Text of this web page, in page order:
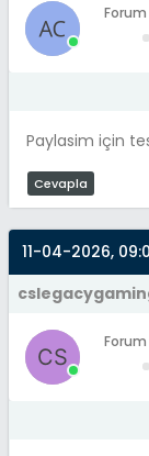
Paylasim için
Cevapla
11-04-2026,